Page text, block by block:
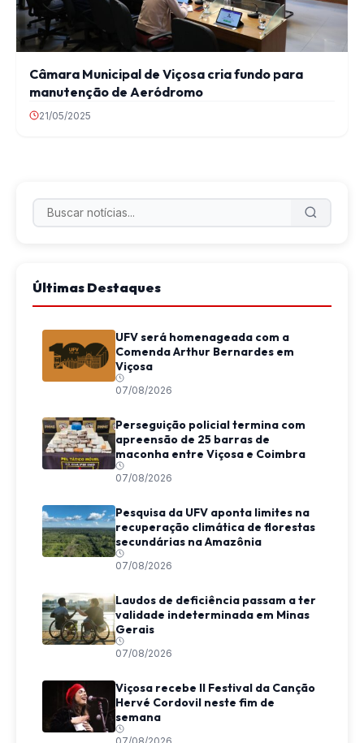
Câmara Municipal de Viçosa cria fundo para
manutenção de Aeródromo
21/05/2025
Últimas Destaques
UFV será homenageada com a
Comenda Arthur Bernardes em
Viçosa
07/08/2026
Perseguição policial termina com
apreensão de 25 barras de
maconha entre Viçosa e Coimbra
07/08/2026
Pesquisa da UFV aponta limites na
recuperação climática de florestas
secundárias na Amazônia
07/08/2026
Laudos de deficiência passam a ter
validade indeterminada em Minas
Gerais
07/08/2026
Viçosa recebe II Festival da Canção
Hervé Cordovil neste fim de
semana